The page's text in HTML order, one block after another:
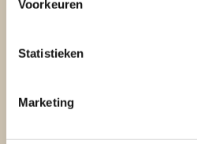
Voorkeuren
Statistieken
Marketing